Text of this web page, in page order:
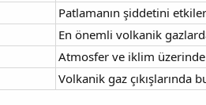
Patlamanın şiddetini etkiler
En önemli volkanik
Atmosfer ve iklim
Volkanik gaz çıkışlarında